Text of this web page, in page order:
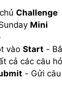
Challenge
Mini
vào Start -
cả các câu
- Gửi